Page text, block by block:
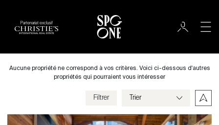
Partenariat exclusif
Aucune propriété ne correspond à vos critères. Voici ci-dessous d'autres
propriétés qui pourraient vous intéresser
Filtrer